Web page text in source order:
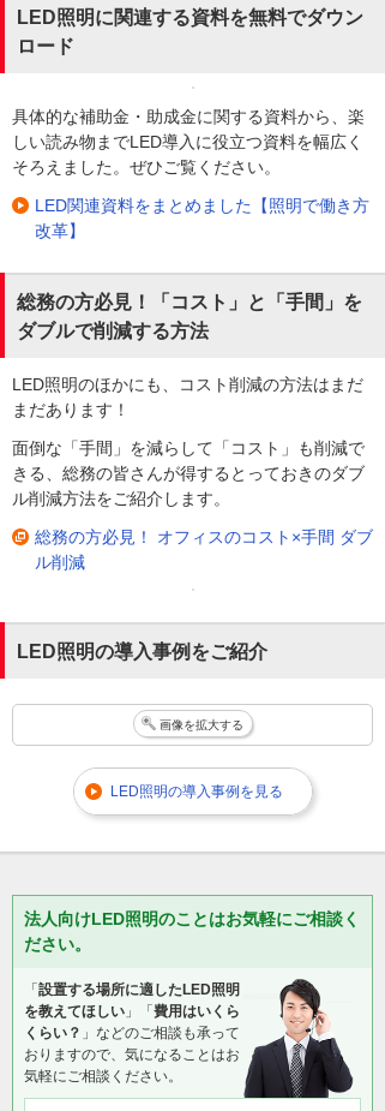
LED照明に関連する資料を無料でダウン
ロード
具体的な補助金・助成金に関する資料から、楽
しい読み物までLED導入に役立つ資料を幅広く
そろえました。ぜひご覧ください。
LED関連資料をまとめました【照明で働き方
改革】
総務の方必見！「コスト」と「手間」を
ダブルで削減する方法
LED照明のほかにも、コスト削減の方法はまだ
まだあります！
面倒な「手間」を減らして「コスト」も削減で
きる、総務の皆さんが得するとっておきのダブ
ル削減方法をご紹介します。
総務の方必見！ オフィスのコスト×手間 ダブ
ル削減
LED照明の導入事例をご紹介
画像を拡大する
LED照明の導入事例を見る
法人向けLED照明のことはお気軽にご相談く
ださい。
「 設置する場所に適したLED照明
を教えてほしい 」「 費用はいくら
くらい？ 」などのご相談も承って
おりますので、気になることはお
気軽にご相談ください。